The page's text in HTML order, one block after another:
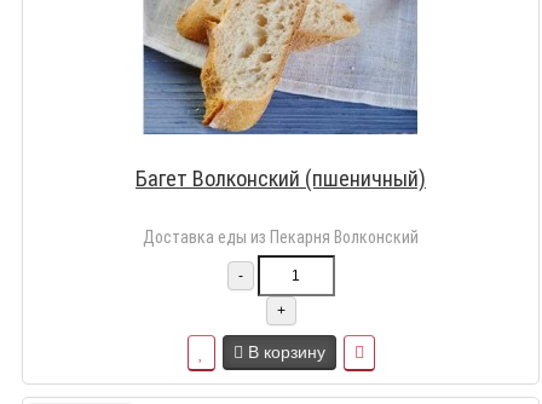
Багет Волконский (пшеничный)
Доставка еды из Пекарня Волконский
-
+
В корзину